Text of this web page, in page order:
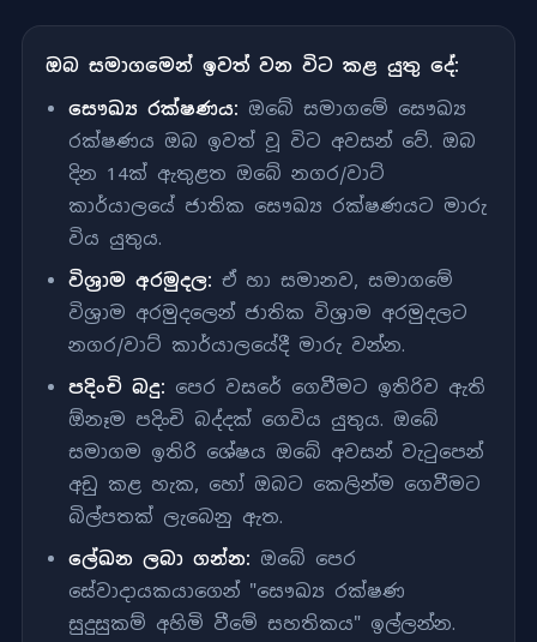
ඔබ සමාගමෙන් ඉවත් වන විට කළ යුතු දේ:
සෞඛ්‍ය රක්ෂණය: ඔබේ සමාගමේ සෞඛ්‍ය
රක්ෂණය ඔබ ඉවත් වූ විට අවසන් වේ. ඔබ
දින 14ක් ඇතුළත ඔබේ නගර/වාට්
කාර්යාලයේ ජාතික සෞඛ්‍ය රක්ෂණයට මාරු
විය යුතුය.
විශ්‍රාම අරමුදල: ඒ හා සමානව, සමාගමේ
විශ්‍රාම අරමුදලෙන් ජාතික විශ්‍රාම අරමුදලට
නගර/වාට් කාර්යාලයේදී මාරු වන්න.
පදිංචි බදු: පෙර වසරේ ගෙවීමට ඉතිරිව ඇති
ඕනෑම පදිංචි බද්දක් ගෙවිය යුතුය. ඔබේ
සමාගම ඉතිරි ශේෂය ඔබේ අවසන් වැටුපෙන්
අඩු කළ හැක, හෝ ඔබට කෙලින්ම ගෙවීමට
බිල්පතක් ලැබෙනු ඇත.
ලේඛන ලබා ගන්න: ඔබේ පෙර
සේවාදායකයාගෙන් "සෞඛ්‍ය රක්ෂණ
සුදුසුකම් අහිමි වීමේ සහතිකය" ඉල්ලන්න.